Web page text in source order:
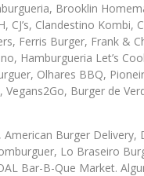
Brooklin
CJ’s, Clandestino Kombi,
Ferris Burger, Frank &
Hamburgueria Let’s
Olhares BBQ,
Burger de
Burger
Lo Braseiro
Bar-B-Que Market.